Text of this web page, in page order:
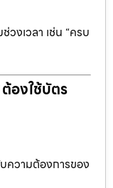
วงเวลา เช่น “ครบ
องใช้บัตร
ความต้องการของ